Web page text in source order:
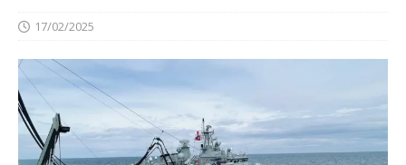
17/02/2025